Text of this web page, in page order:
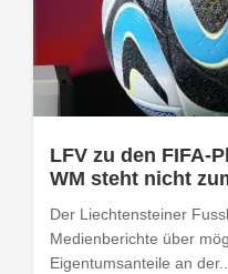
LFV zu den FIFA-
WM steht nicht
Der Liechtensteiner
Medienberichte über
Eigentumsanteile an der...